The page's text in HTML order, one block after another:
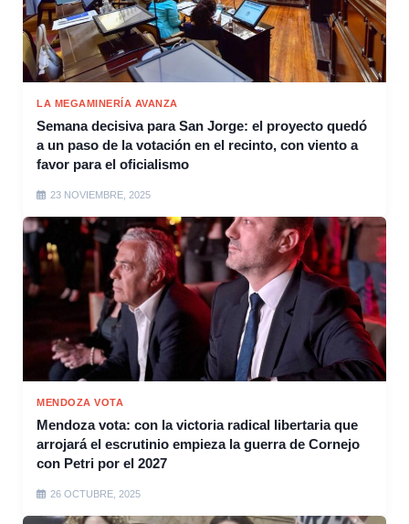
LA MEGAMINERÍA AVANZA
Semana decisiva para San Jorge: el proyecto quedó
a un paso de la votación en el recinto, con viento a
favor para el oficialismo
23 NOVIEMBRE, 2025
MENDOZA VOTA
Mendoza vota: con la victoria radical libertaria que
arrojará el escrutinio empieza la guerra de Cornejo
con Petri por el 2027
26 OCTUBRE, 2025